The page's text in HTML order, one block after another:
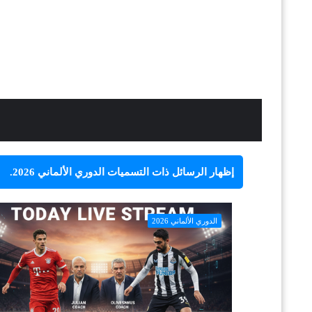
‏إظهار الرسائل ذات التسميات الدوري الألماني 2026 .
الدوري الألماني 2026